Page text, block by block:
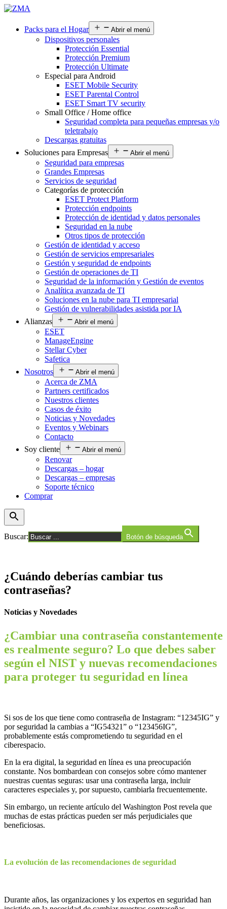
Packs para el Hogar Abrir el menú
Dispositivos personales
Protección Essential
Protección Premium
Protección Ultimate
Especial para Android
ESET Mobile Security
ESET Parental Control
ESET Smart TV security
Small Office / Home office
Seguridad completa para pequeñas empresas y/o
teletrabajo
Descargas gratuitas
Soluciones para Empresas
Abrir el menú
Seguridad para empresas
Grandes Empresas
Servicios de seguridad
Categorías de protección
ESET Protect Platform
Protección endpoints
Protección de identidad y datos personales
Seguridad en la nube
Otros tipos de protección
Gestión de identidad y acceso
Gestión de servicios empresariales
Gestión y seguridad de endpoints
Gestión de operaciones de TI
Seguridad de la información y Gestión de eventos
Analítica avanzada de TI
Soluciones en la nube para TI empresarial
Gestión de vulnerabilidades asistida por IA
Alianzas
Abrir el menú
ESET
ManageEngine
Stellar Cyber
Safetica
Nosotros
Abrir el menú
Acerca de ZMA
Partners certificados
Nuestros clientes
Casos de éxito
Noticias y Novedades
Eventos y Webinars
Contacto
Soy cliente
Abrir el menú
Renovar
Descargas – hogar
Descargas – empresas
Soporte técnico
Comprar
Buscar: Botón de búsqueda
¿Cuándo deberías cambiar tus
contraseñas?
Noticias y Novedades
¿Cambiar una contraseña constantemente
es realmente seguro? Lo que debes saber
según el NIST y nuevas recomendaciones
para proteger tu seguridad en línea
Si sos de los que tiene como contraseña de Instagram: “12345IG” y
por seguridad la cambias a “IG54321” o “123456IG”,
probablemente estás comprometiendo tu seguridad en el
ciberespacio.
En la era digital, la seguridad en línea es una preocupación
constante. Nos bombardean con consejos sobre cómo mantener
nuestras cuentas seguras: usar una contraseña larga, incluir
caracteres especiales y, por supuesto, cambiarla frecuentemente.
Sin embargo, un reciente artículo del Washington Post revela que
muchas de estas prácticas pueden ser más perjudiciales que
beneficiosas.
La evolución de las recomendaciones de seguridad
Durante años, las organizaciones y los expertos en seguridad han